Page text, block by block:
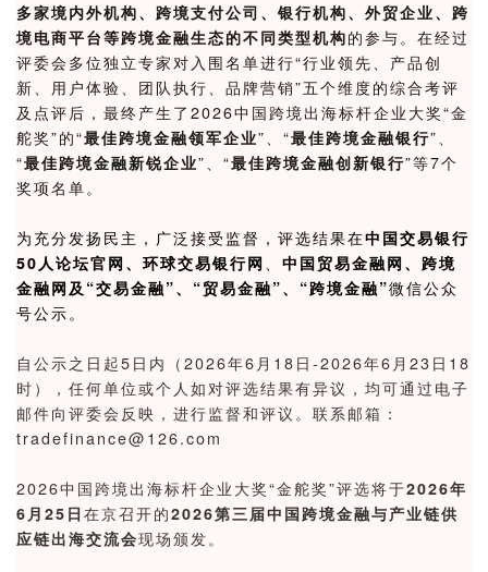
多家境内外机构、跨境支付公司、银行机构、外贸企业、跨
境电商平台等跨境金融生态的不同类型机构的参与。在经过
评委会多位独立专家对入围名单进行“行业领先、产品创
新、用户体验、团队执行、品牌营销”五个维度的综合考评
及点评后，最终产生了 2026中国跨境出海标杆企业大奖“金
舵奖”的“最佳跨境金融领军企业”、“最佳跨境金融银行”、
“最佳跨境金融新锐企业”、“最佳跨境金融创新银行”等7个
奖项名单。
为充分发扬民主，广泛接受监督，评选结果在中国交易银行
50人论坛官网 、 环球交易银行网
中国贸易金融网、跨境
金融网及 “交易金融”、“贸易金融”、“跨境金融”微信公众
号公示。
自公示之日起5日内（2026年6月18日-2026年6月23日18
时），任何单位或个人如对评选结果有异议，均可通过电子
邮件向评委会反映，进行监督和评议。联系邮箱：
tradefinance@126.com
2026中国跨境出海标杆企业大奖“金舵奖”评选将于2026年
6月25日在京召开的2026第三届中国跨境金融与产业链供
应链出海交流会现场颁发。